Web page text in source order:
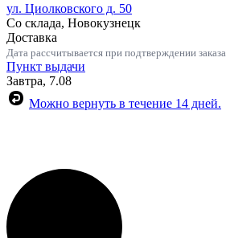
ул. Циолковского д. 50
Со склада, Новокузнецк
Доставка
Дата рассчитывается при подтверждении заказа
Пункт выдачи
Завтра, 7.08
Можно вернуть в течение 14 дней.